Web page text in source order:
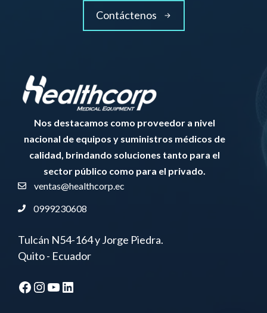
Contáctenos
Nos destacamos como proveedor a nivel
nacional de equipos y suministros médicos de
calidad, brindando soluciones tanto para el
sector público como para el privado.
ventas@healthcorp.ec
0999230608
Tulcán N54-164 y Jorge Piedra.
Quito - Ecuador
Facebook
Instagram
YouTube
LinkedIn